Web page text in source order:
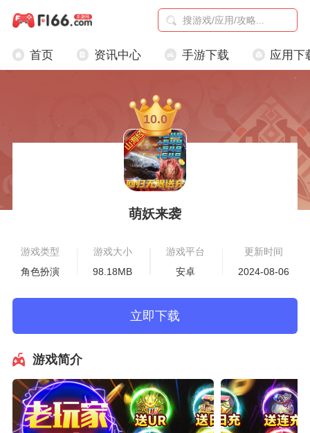
首页 资讯中心 手游下载 应用下
萌妖来袭
10.0
游戏类型
角色扮演
游戏大小
98.18MB
游戏平台
安卓
更新时间
2024-08-06
立即下载
游戏简介